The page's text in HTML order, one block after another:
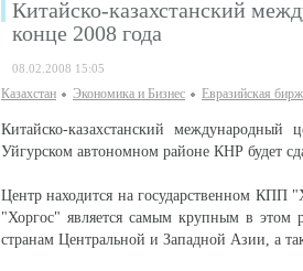
Китайско-казахстанский
конце 2008 года
08.02.2008 15:05
Казахстан Экономика и Бизнес Евразийская
Китайско-казахстанский международный
Уйгурском автономном районе КНР будет
Центр находится на государственном КПП
"Хоргос" является самым крупным в
странам Центральной и Западной Азии, а